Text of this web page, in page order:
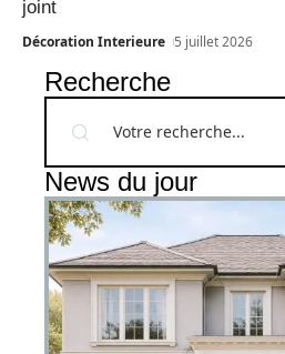
joint
Décoration Interieure 5 juillet 2026
Recherche
News du jour